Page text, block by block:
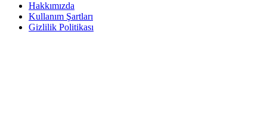
Hakkımızda
Kullanım Şartları
Gizlilik Politikası